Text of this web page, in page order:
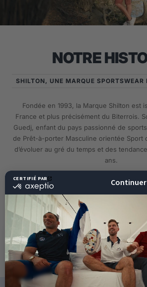
NOTRE
SHILTON, UNE MARQUE SPORTSWEAR
Fondée en 1993, la Marque Shilton est
France et plus précisément du Biterrois.
Guedj, enfant du pays passionné de
de Prêt-à-porter Masculine orientée Sport
d’évoluer au gré du temps et des
ans.
EN SAVOIR PLUS
10%DE
SUR VOTRE
COMMANDE !